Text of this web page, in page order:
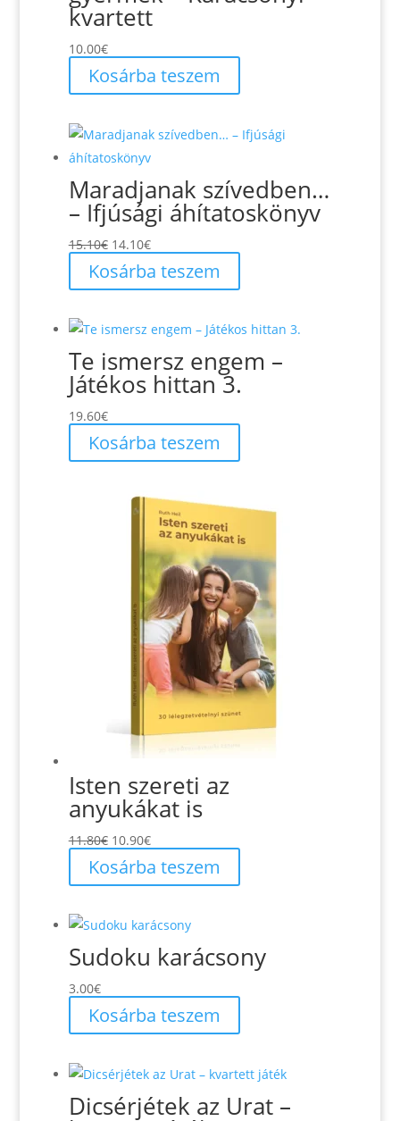
kvartett
10.00€
Kosárba teszem
Maradjanak szívedben…
– Ifjúsági áhítatoskönyv
15.10€ Original
price
was:
14.10€Current
price
is:
Kosárba teszem
Te ismersz engem –
Játékos hittan 3.
19.60€
Kosárba teszem
Isten szereti az
anyukákat is
11.80€ Original
price
was:
10.90€Current
price
is:
Kosárba teszem
Sudoku karácsony
3.00€
Kosárba teszem
Dicsérjétek az Urat –